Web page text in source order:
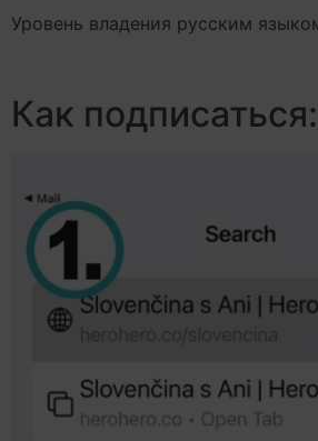
Уровень владения русским
Как подписаться: